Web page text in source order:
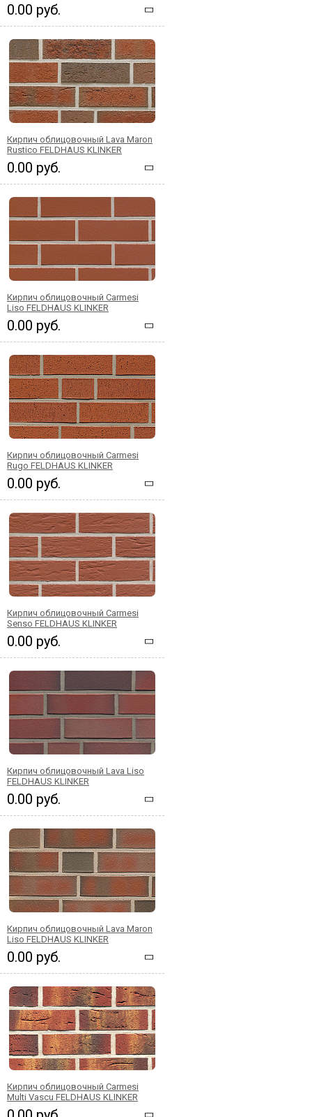
0.00 руб.
Кирпич облицовочный Lava Maron
Rustico FELDHAUS KLINKER
0.00 руб.
Кирпич облицовочный Carmesi
Liso FELDHAUS KLINKER
0.00 руб.
Кирпич облицовочный Carmesi
Rugo FELDHAUS KLINKER
0.00 руб.
Кирпич облицовочный Carmesi
Senso FELDHAUS KLINKER
0.00 руб.
Кирпич облицовочный Lava Liso
FELDHAUS KLINKER
0.00 руб.
Кирпич облицовочный Lava Maron
Liso FELDHAUS KLINKER
0.00 руб.
Кирпич облицовочный Carmesi
Multi Vascu FELDHAUS KLINKER